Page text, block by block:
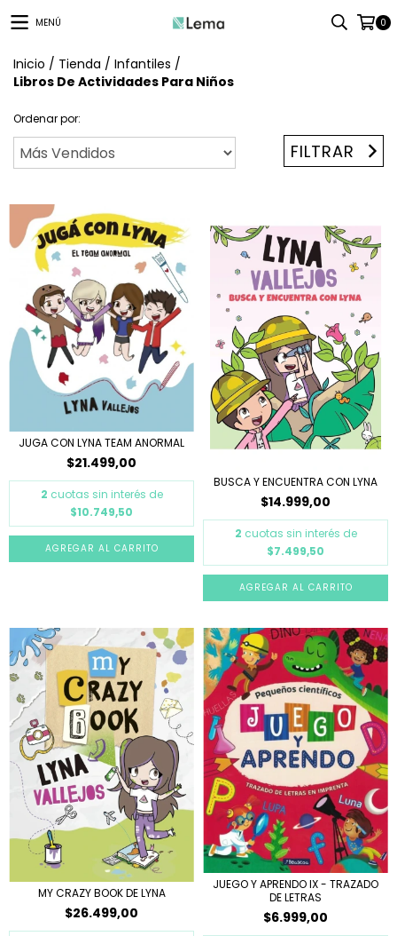
MENÚ 0
Inicio / Tienda / Infantiles /
Libros De Actividades Para Niños
Ordenar por:
FILTRAR
JUGA CON LYNA TEAM ANORMAL
$21.499,00
2 cuotas sin interés de
$10.749,50
BUSCA Y ENCUENTRA CON LYNA
$14.999,00
2 cuotas sin interés de
$7.499,50
MY CRAZY BOOK DE LYNA
$26.499,00
JUEGO Y APRENDO IX - TRAZADO
DE LETRAS
$6.999,00